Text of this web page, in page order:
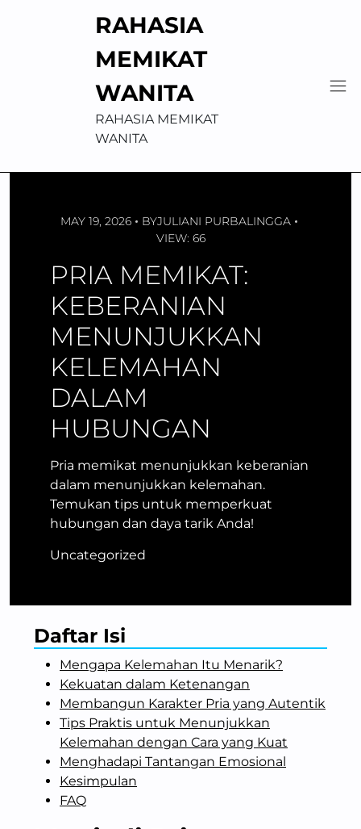
RAHASIA
MEMIKAT
WANITA
RAHASIA MEMIKAT
WANITA
MAY 19, 2026 BYJULIANI PURBALINGGA
VIEW: 66
PRIA MEMIKAT:
KEBERANIAN
MENUNJUKKAN
KELEMAHAN
DALAM
HUBUNGAN
Pria memikat menunjukkan keberanian
dalam menunjukkan kelemahan.
Temukan tips untuk memperkuat
hubungan dan daya tarik Anda!
Uncategorized
Daftar Isi
Mengapa Kelemahan Itu Menarik?
Kekuatan dalam Ketenangan
Membangun Karakter Pria yang Autentik
Tips Praktis untuk Menunjukkan
Kelemahan dengan Cara yang Kuat
Menghadapi Tantangan Emosional
Kesimpulan
FAQ